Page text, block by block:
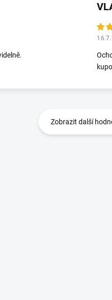
Zobrazit další